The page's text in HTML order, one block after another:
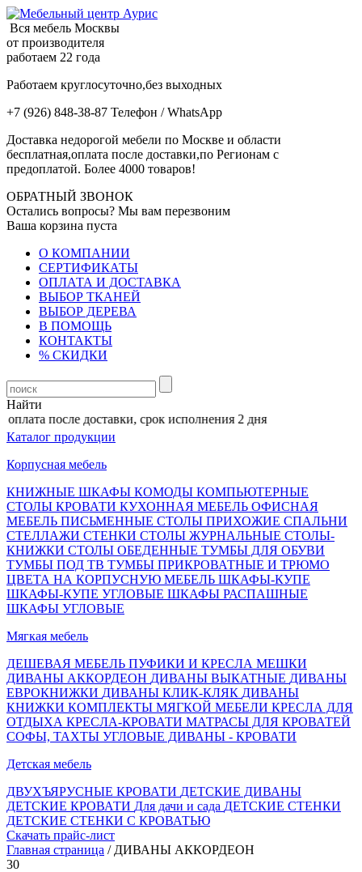
Вся мебель Москвы
от производителя
работаем 22 года
Работаем круглосуточно,без выходных
+7 (926) 848-38-87 Телефон / WhatsApp
Доставка недорогой мебели по Москве и области
бесплатная,оплата после доставки,по Регионам с
предоплатой. Более 4000 товаров!
ОБРАТНЫЙ ЗВОНОК
Остались вопросы? Мы вам перезвоним
Ваша корзина пуста
О КОМПАНИИ
СЕРТИФИКАТЫ
ОПЛАТА И ДОСТАВКА
ВЫБОР ТКАНЕЙ
ВЫБОР ДЕРЕВА
В ПОМОЩЬ
КОНТАКТЫ
% СКИДКИ
Найти
после доставки, срок исполнения 2 дня
Каталог продукции
Корпусная мебель
КНИЖНЫЕ ШКАФЫ КОМОДЫ КОМПЬЮТЕРНЫЕ
СТОЛЫ КРОВАТИ КУХОННАЯ МЕБЕЛЬ ОФИСНАЯ
МЕБЕЛЬ ПИСЬМЕННЫЕ СТОЛЫ ПРИХОЖИЕ СПАЛЬНИ
СТЕЛЛАЖИ СТЕНКИ СТОЛЫ ЖУРНАЛЬНЫЕ СТОЛЫ-
КНИЖКИ СТОЛЫ ОБЕДЕННЫЕ ТУМБЫ ДЛЯ ОБУВИ
ТУМБЫ ПОД ТВ ТУМБЫ ПРИКРОВАТНЫЕ И ТРЮМО
ЦВЕТА НА КОРПУСНУЮ МЕБЕЛЬ ШКАФЫ-КУПЕ
ШКАФЫ-КУПЕ УГЛОВЫЕ ШКАФЫ РАСПАШНЫЕ
ШКАФЫ УГЛОВЫЕ
Мягкая мебель
ДЕШЕВАЯ МЕБЕЛЬ ПУФИКИ И КРЕСЛА МЕШКИ
ДИВАНЫ АККОРДЕОН ДИВАНЫ ВЫКАТНЫЕ ДИВАНЫ
ЕВРОКНИЖКИ ДИВАНЫ КЛИК-КЛЯК ДИВАНЫ
КНИЖКИ КОМПЛЕКТЫ МЯГКОЙ МЕБЕЛИ КРЕСЛА ДЛЯ
ОТДЫХА КРЕСЛА-КРОВАТИ МАТРАСЫ ДЛЯ КРОВАТЕЙ
СОФЫ, ТАХТЫ УГЛОВЫЕ ДИВАНЫ - КРОВАТИ
Детская мебель
ДВУХЪЯРУСНЫЕ КРОВАТИ ДЕТСКИЕ ДИВАНЫ
ДЕТСКИЕ КРОВАТИ Для дачи и сада ДЕТСКИЕ СТЕНКИ
ДЕТСКИЕ СТЕНКИ С КРОВАТЬЮ
Скачать прайс-лист
Главная страница / ДИВАНЫ АККОРДЕОН
30